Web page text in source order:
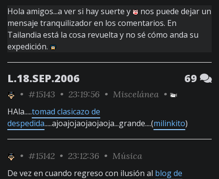
Hola amigos...a ver si hay suerte y
nos puede dejar un
mensaje tranquilizador en los comentarios. En
Tailandia está la cosa revuelta y no sé cómo anda su
expedición.
L.18.SEP.2006 69
• #15143 • 23:19:56 • Miscelánea •
HAla.....tomad clasicazo de
despedida.....ajoajojaojaojaoja...grande....(milinkito)
• #15142 • 23:12:36 • Música
De vez en cuando regreso con ilusión al blog de